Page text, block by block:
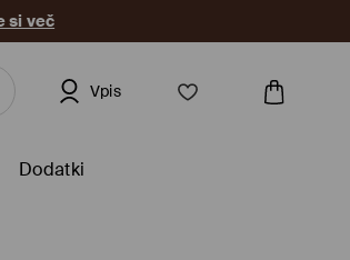
si več
Vpis
Dodatki